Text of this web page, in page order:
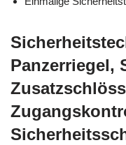
Panzerriegel,